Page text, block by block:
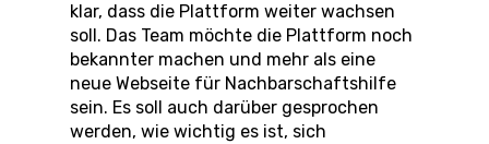
klar, dass die Plattform weiter wachsen
soll. Das Team möchte die Plattform noch
bekannter machen und mehr als eine
neue Webseite für Nachbarschaftshilfe
sein. Es soll auch darüber gesprochen
werden, wie wichtig es ist, sich